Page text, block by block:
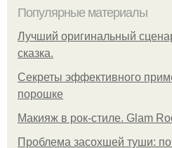
Популярные материалы
Лучший оригинальный
сказка.
Секреты эффективного
порошке
Макияж в рок-стиле. Glam
Проблема засохшей туши: